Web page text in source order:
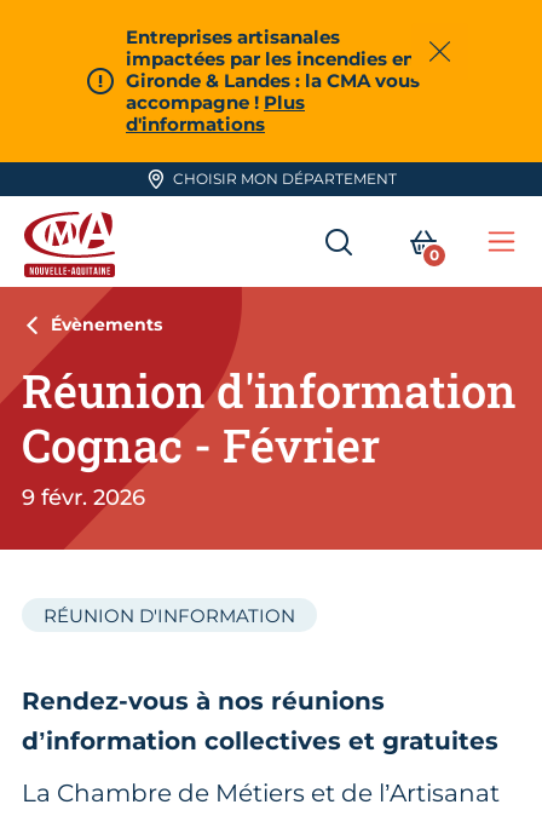
Entreprises artisanales
impactées par les incendies en
Gironde & Landes : la CMA vous
accompagne ! Plus
d'informations
Fermer
CHOISIR MON DÉPARTEMENT
CMA Nouvelle-Aquitaine
RECHERCHER
MON
0
Évènements
Réunion d'information
Cognac - Février
9 févr. 2026
RÉUNION D'INFORMATION
Rendez-vous à nos réunions
d’information collectives et gratuites
La Chambre de Métiers et de l’Artisanat